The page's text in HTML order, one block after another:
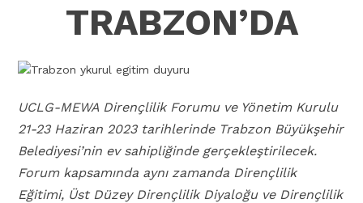
TRABZON’DA
UCLG-MEWA Dirençlilik Forumu ve Yönetim Kurulu
21-23 Haziran 2023 tarihlerinde Trabzon Büyükşehir
Belediyesi’nin ev sahipliğinde gerçekleştirilecek.
Forum kapsamında aynı zamanda Dirençlilik
Eğitimi, Üst Düzey Dirençlilik Diyaloğu ve Dirençlilik